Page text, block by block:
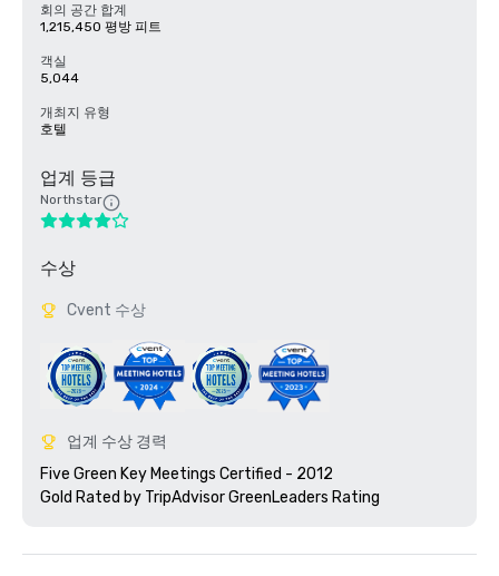
회의 공간 합계
1,215,450 평방 피트
객실
5,044
개최지 유형
호텔
업계 등급
Northstar
수상
Cvent 수상
업계 수상 경력
Five Green Key Meetings Certified - 2012